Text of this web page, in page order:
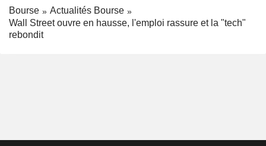
Bourse
Actualités Bourse
Wall Street ouvre en hausse, l'emploi rassure et la "tech"
rebondit